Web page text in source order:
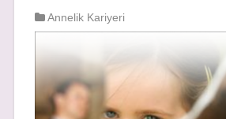
Annelik Kariyeri